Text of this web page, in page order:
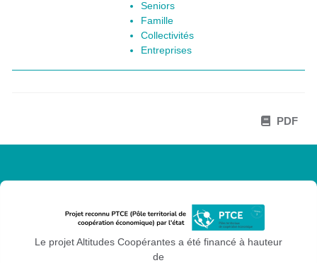
Seniors
Famille
Collectivités
Entreprises
PDF
Le projet Altitudes Coopérantes a été financé à hauteur
de